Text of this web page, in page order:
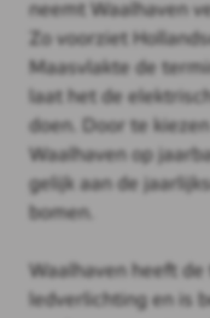
neemt Waalhaven
Zo voorziet
Maasvlakte de
laat het de
doen. Door te
Waalhaven op
gelijk aan de
bomen.
Waalhaven heeft
ledverlichting en is